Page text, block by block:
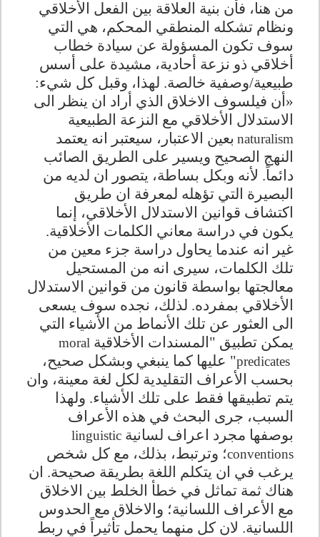
من هنا، فأن بنية العلاقة بين الفعل الأخلاقي
ونظام تشكله المنطقي المحكم، هي التي
سوف تكون المسؤولة عن سيادة خطاب
أخلاقي ذو نزعة أحادية، مشيدة على أسس
طبيعية/وصفية خالصة. لهذا، وقبل كل شيء:
«أن فيلسوف الاخلاق الذي أراد ان ينظر الى
الاستدلال الأخلاقي مع النزعة الطبيعية
naturalism بعين الاعتبار، سيعتبر انه يعتمد
النهج الصحيح ويسير على الطريق الصائب
دائماً. لأنه وبكل بساطة، يتصور ان لديه من
البصيرة التي تؤهله لمعرفة ان طريق
اكتشاف قوانين الاستدلال الأخلاقي، إنما
يكون في دراسة معاني الكلمات الأخلاقية.
غير انه عندما يحاول دراسة جزء معين من
تلك الكلمات، سيرى انه من المستحيل
معالجتها بواسطة قانون من قوانين الاستدلال
الأخلاقي بمفرده. لذلك، نجده سوف يسعى
الى العثور عن تلك الأنماط من الأشياء التي
يمكن تطبيق "المسندات الأخلاقية moral
predicates" عليها كما ينبغي وبشكل صحيح،
بحسب الأعراف التقليدية لكل لغة معينة، وان
يتم تطبيقها فقط على تلك الأشياء. ولهذا
السبب، جرى البحث في هذه الأعراف
بوصفها مجرد اعراف لسانية linguistic
conventions؛ وترتبط، بذلك، مع كل شخص
يرغب في ان يتكلم اللغة بطريقة صحيحة. ان
هناك ثمة تماثل في خطأ الخلط بين الاخلاق
مع الأعراف اللسانية؛ والاخلاق مع الحدوس
اللسانية. لان كل منهما يحمل تأثيراً في ربط